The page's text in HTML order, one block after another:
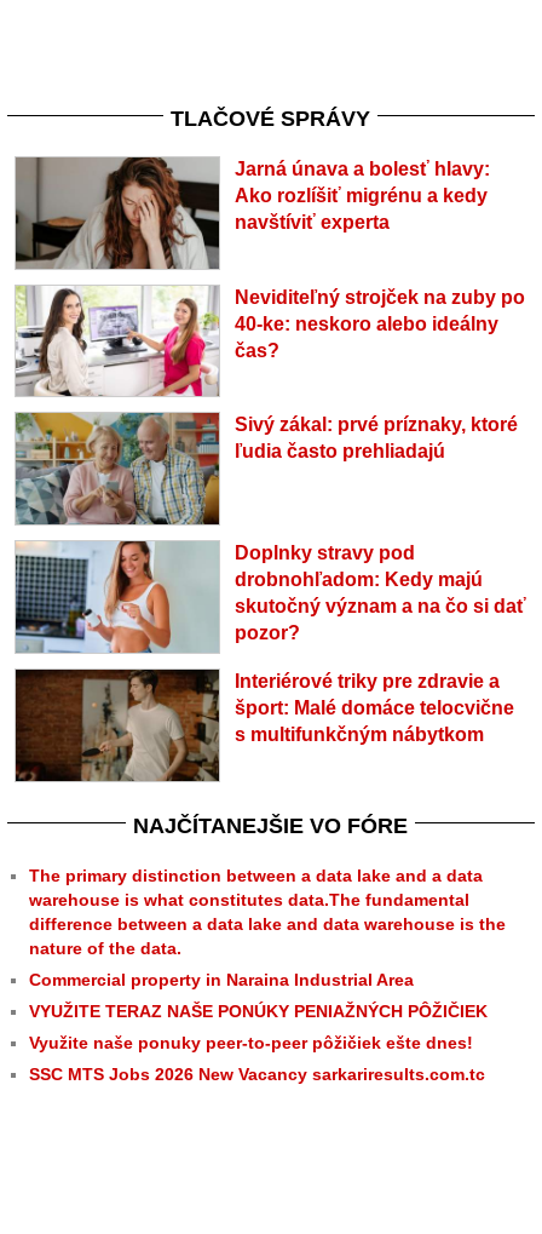
TLAČOVÉ SPRÁVY
Jarná únava a bolesť hlavy:
Ako rozlíšiť migrénu a kedy
navštíviť experta
Neviditeľný strojček na zuby po
40-ke: neskoro alebo ideálny
čas?
Sivý zákal: prvé príznaky, ktoré
ľudia často prehliadajú
Doplnky stravy pod
drobnohľadom: Kedy majú
skutočný význam a na čo si dať
pozor?
Interiérové triky pre zdravie a
šport: Malé domáce telocvične
s multifunkčným nábytkom
NAJČÍTANEJŠIE VO FÓRE
The primary distinction between a data lake and a data
warehouse is what constitutes data.The fundamental
difference between a data lake and data warehouse is the
nature of the data.
Commercial property in Naraina Industrial Area
VYUŽITE TERAZ NAŠE PONÚKY PENIAŽNÝCH PÔŽIČIEK
Využite naše ponuky peer-to-peer pôžičiek ešte dnes!
SSC MTS Jobs 2026 New Vacancy sarkariresults.com.tc